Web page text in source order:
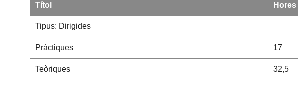
Títol Hores
Tipus: Dirigides
Pràctiques 17
Teòriques 32,5